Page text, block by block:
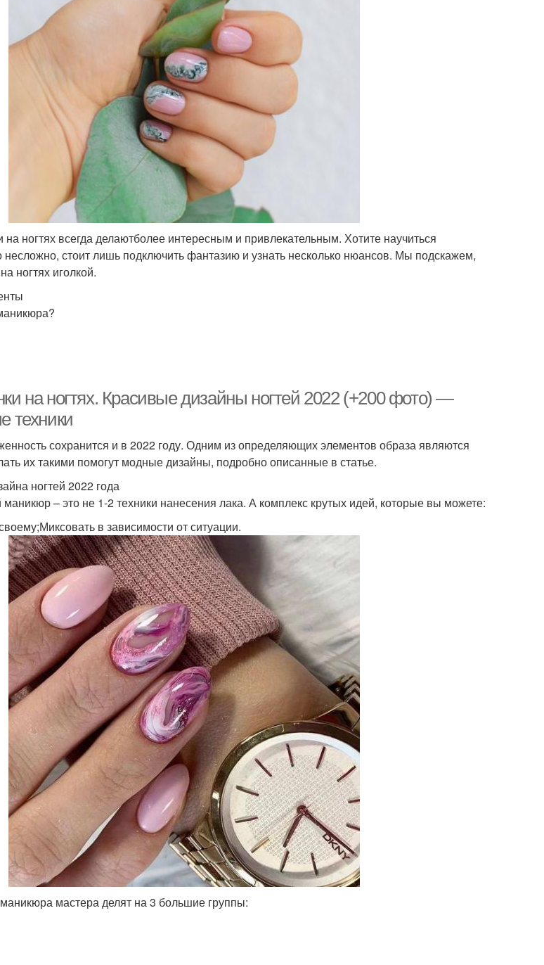
ногтях всегда делаютболее интересным и привлекательным. Хотите научиться
несложно, стоит лишь подключить фантазию и узнать несколько нюансов. Мы подскажем,
ногтях иголкой.
на ногтях. Красивые дизайны ногтей 2022 (+200 фото) —
техники
сохранится и в 2022 году. Одним из определяющих элементов образа являются
их такими помогут модные дизайны, подробно описанные в статье.
ногтей 2022 года
– это не 1-2 техники нанесения лака. А комплекс крутых идей, которые вы можете:
в зависимости от ситуации.
мастера делят на 3 большие группы: